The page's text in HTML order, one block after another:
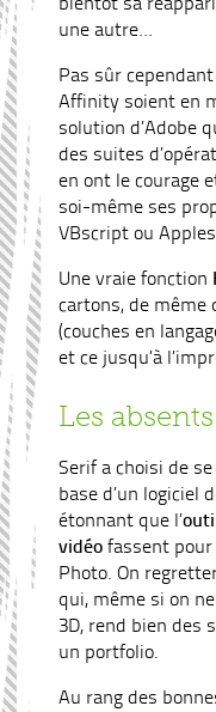
une autre…
Pas sûr
Affinity soient en
solution d’Adobe
des suites
en ont le courage
soi-même ses
VBscript ou
Une vraie fonction
cartons, de même
(couches en
et ce jusqu’à
Les
Serif a choisi de
base d’un logiciel
étonnant que l’
vidéo fassent
Photo. On
qui, même si on
3D, rend bien des
un portfolio.
Au rang des